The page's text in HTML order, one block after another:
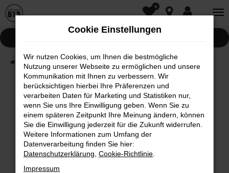
Zum
0
Fahrzeugwelt
Fehler: Network Error
Beim Laden ist ein Fehler aufgetreten.
Hier sind ein paar Tipps, die dir helfen können:
Überprüfe deine Firewall und deine
Internetverbindung.
Laden andere Webseiten, zum Beispiel deine
Cookie Einstellungen
Wir nutzen Cookies, um Ihnen die bestmögliche
Nutzung unserer Webseite zu ermöglichen und unsere
Kommunikation mit Ihnen zu verbessern. Wir
berücksichtigen hierbei Ihre Präferenzen und
verarbeiten Daten für Marketing und Statistiken nur,
wenn Sie uns Ihre Einwilligung geben. Wenn Sie zu
einem späteren Zeitpunkt Ihre Meinung ändern, können
Sie die Einwilligung jederzeit für die Zukunft widerrufen.
Weitere Informationen zum Umfang der
Datenverarbeitung finden Sie hier:
Datenschutzerklärung Cookie-Richtlinie
Impressum